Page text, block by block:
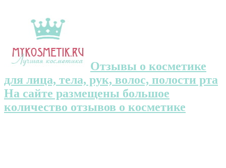
Отзывы о косметике
для лица, тела, рук, волос, полости рта
На сайте размещены большое
количество отзывов о косметике